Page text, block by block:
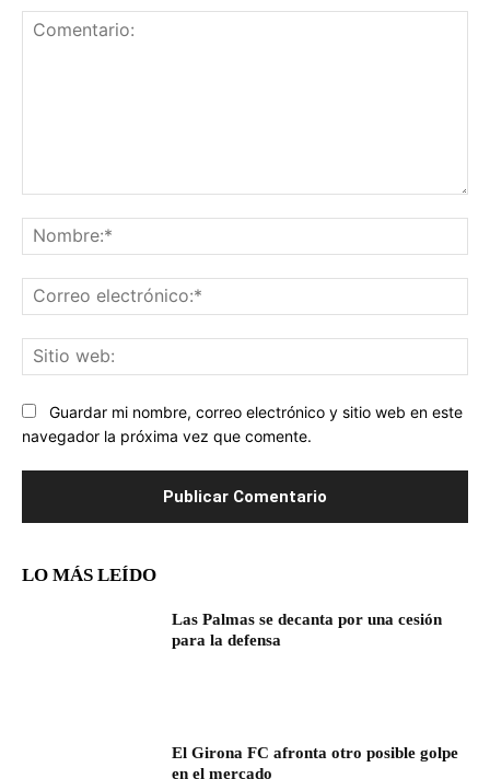
Guardar mi nombre, correo electrónico y sitio web en este
navegador la próxima vez que comente.
LO MÁS LEÍDO
Las Palmas se decanta por una cesión
para la defensa
El Girona FC afronta otro posible golpe
en el mercado